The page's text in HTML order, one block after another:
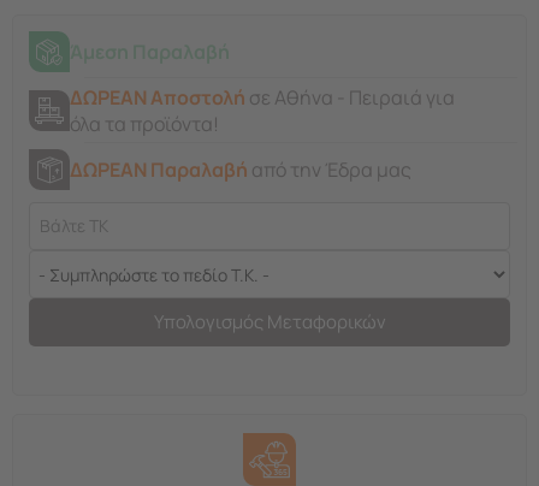
ΔΩΡΕΑΝ Αποστολή σε Αθήνα - Πειραιά για
όλα τα προϊόντα!
ΔΩΡΕΑΝ Παραλαβή από την Έδρα μας
Υπολογισμός Μεταφορικών